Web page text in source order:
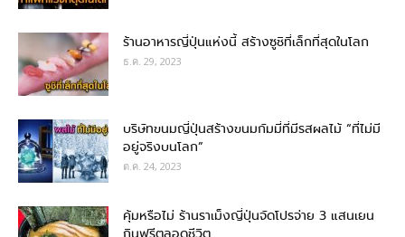
ร้านอาหารญี่ปุ่นแห่งนี้ สร้างซูชิที่เล็กที่สุดในโลก
ธ.ค. 29, 2023
บริษัทขนมญี่ปุ่นสร้างขนมกัมมี่ที่มีรสผลไม้ “ที่ไม่มี
อยู่จริงบนโลก”
ต.ค. 24, 2023
คุ้มหรือไม่ ร้านราเม็งญี่ปุ่นจัดโปรจ่าย 3 แสนเยน
กินฟรีตลอดชีวิต